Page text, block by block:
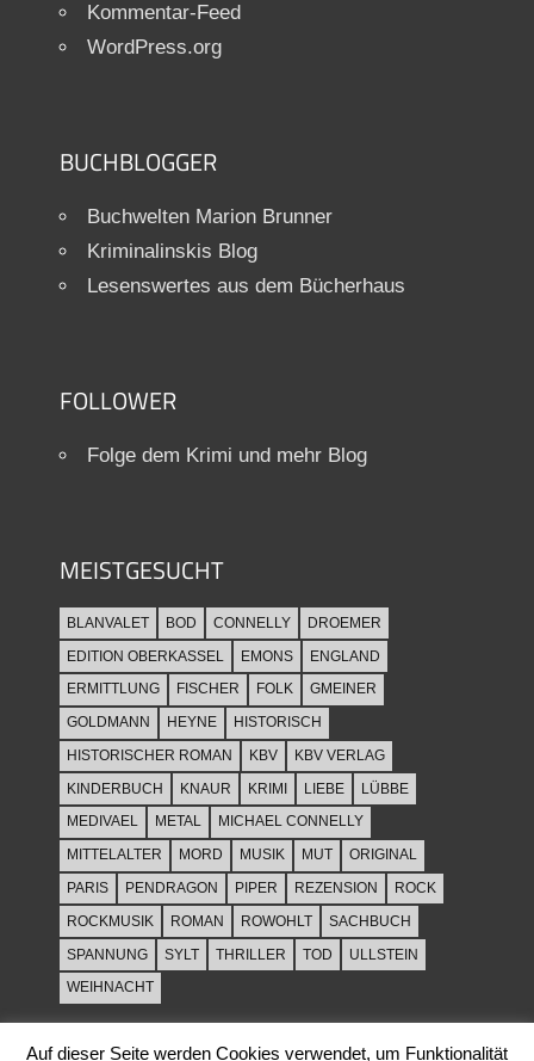
Kommentar-Feed
WordPress.org
BUCHBLOGGER
Buchwelten Marion Brunner
Kriminalinskis Blog
Lesenswertes aus dem Bücherhaus
FOLLOWER
Folge dem Krimi und mehr Blog
MEISTGESUCHT
BLANVALET BOD CONNELLY
DROEMER
EDITION OBERKASSEL
EMONS
ENGLAND
ERMITTLUNG
FISCHER FOLK
GMEINER
GOLDMANN
HEYNE
HISTORISCH
HISTORISCHER ROMAN
KBV
KBV VERLAG
KINDERBUCH
KNAUR KRIMI LIEBE
LÜBBE
MEDIVAEL
METAL
MICHAEL CONNELLY
MITTELALTER
MORD MUSIK MUT
ORIGINAL
PARIS
PENDRAGON PIPER REZENSION
ROCK
ROCKMUSIK
ROMAN ROWOHLT
SACHBUCH
SPANNUNG
SYLT THRILLER TOD
ULLSTEIN
WEIHNACHT
Auf dieser Seite werden Cookies verwendet, um Funktionalität